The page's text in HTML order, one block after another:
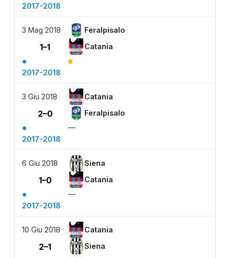
2017-2018
3 Mag 2018 Feralpisalo
1–1 Catania
● ■
2017-2018
3 Giu 2018 Catania
2–0 Feralpisalo
●
—
2017-2018
6 Giu 2018 Siena
1–0 Catania
●
—
2017-2018
10 Giu 2018 Catania
2–1 Siena